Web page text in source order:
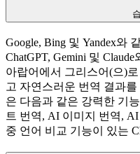
Google, Bing 및 Yandex와
ChatGPT, Gemini 및
아랍어에서 그리스어(으)
고 자연스러운 번역 결과
은 다음과 같은 강력한 기
트 번역, AI 이미지 번역,
중 언어 비교 기능이 있는